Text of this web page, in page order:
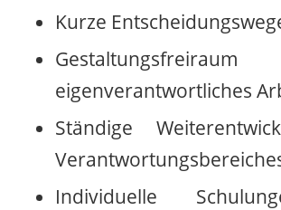
Kurze
eigenverantwortliches
Ständige
Individuelle